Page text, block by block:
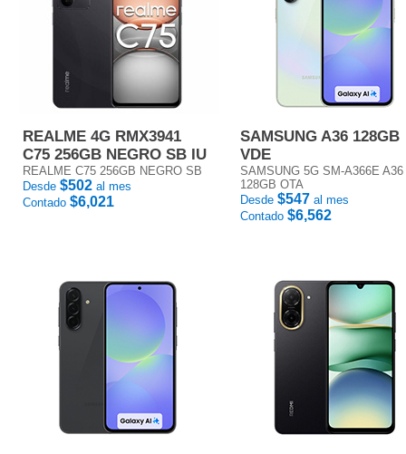
REALME 4G RMX3941
C75 256GB NEGRO SB IU
REALME C75 256GB NEGRO SB
Desde $502 al mes
Contado $6,021
SAMSUNG A36 128GB
VDE
SAMSUNG 5G SM-A366E A36
128GB OTA
Desde $547 al mes
Contado $6,562